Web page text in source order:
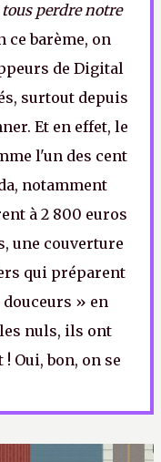
perdre notre
ce barème, on
de Digital
surtout depuis
Et en effet, le
l'un des cent
notamment
à 2 800 euros
une couverture
qui préparent
douceurs » en
nuls, ils ont
Oui, bon, on se